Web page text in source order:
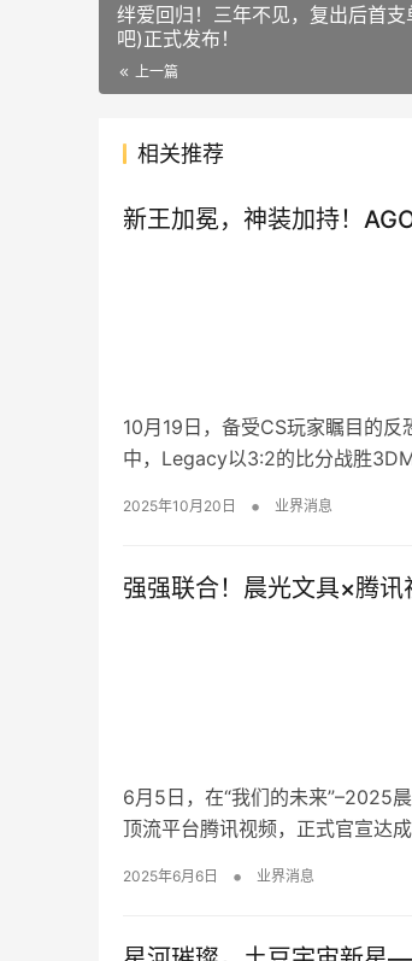
绊爱回归！三年不见，复出后首
吧)正式发布！
上一篇
相关推荐
新王加冕，神装加持！
10月19日，备受CS玩家瞩目的
中，Legacy以3:2的比分战胜
2025年10月20日 • 业界消息
强强联合！晨光文具×腾
6月5日，在“我们的未来”–2025
顶流平台腾讯视频，正式官宣达
2025年6月6日 • 业界消息